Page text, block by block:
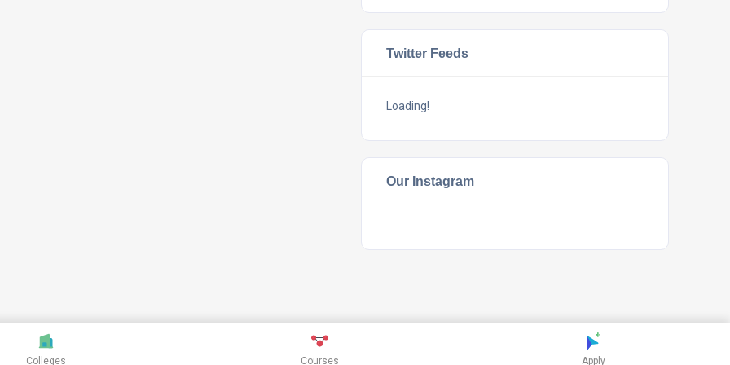
Twitter Feeds
Loading!
Our Instagram
Colleges Courses Apply